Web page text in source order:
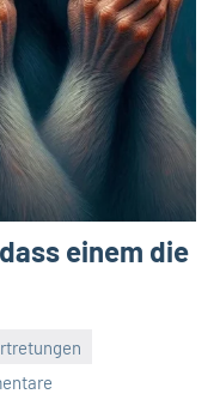
einem die